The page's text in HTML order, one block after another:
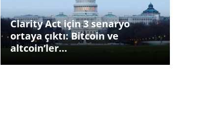
Clarity Act için 3 senaryo
ortaya çıktı: Bitcoin ve
altcoin’ler…